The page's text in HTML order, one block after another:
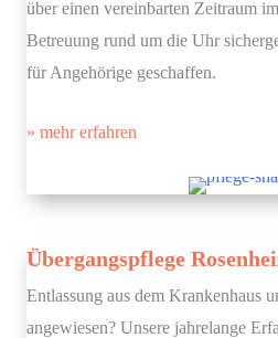
über einen vereinbarten Zeitraum
Betreuung rund um die Uhr
für Angehörige geschaffen.
» mehr erfahren
Übergangspflege
Entlassung aus dem Krankenhaus
angewiesen? Unsere jahrelange